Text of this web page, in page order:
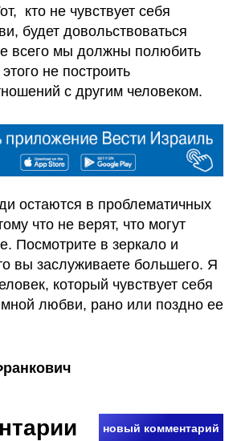
кто не чувствует себя
будет довольствоваться
всего мы должны полюбить
не построить
с другим человеком.
остаются в проблематичных
что не верят, что могут
Посмотрите в зеркало и
вы заслуживаете большего. Я
который чувствует себя
любви, рано или поздно ее
новый комментарий